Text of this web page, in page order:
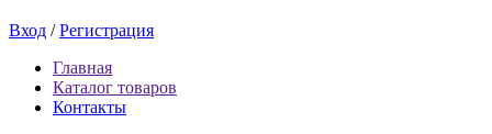
Вход /Регистрация
Главная
Каталог товаров
Контакты